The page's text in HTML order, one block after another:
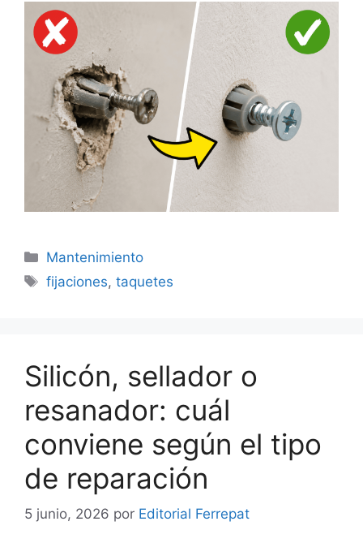
Categorías
Mantenimiento
Etiquetas
fijaciones,taquetes
Silicón, sellador o
resanador: cuál
conviene según el tipo
de reparación
5 junio, 2026 por Editorial Ferrepat